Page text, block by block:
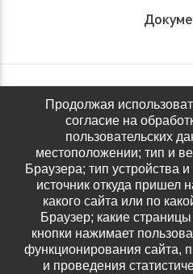
Обращения
Политика
Продолжая
согласие на
пользовательских
местоположении; тип и
Браузера; тип устройства
источник откуда пришел
какого сайта или по
Браузер; какие
кнопки нажимает
функционирования сайта,
и проведения